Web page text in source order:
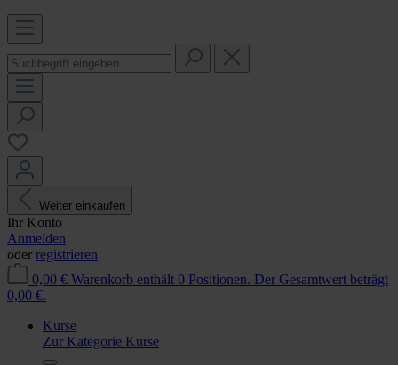
Weiter einkaufen
Ihr Konto
Anmelden
oder registrieren
0,00 € Warenkorb enthält 0 Positionen. Der Gesamtwert beträgt
0,00 €.
Kurse
Zur Kategorie Kurse